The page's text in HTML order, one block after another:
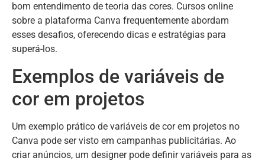
bom entendimento de teoria das cores. Cursos online
sobre a plataforma Canva frequentemente abordam
esses desafios, oferecendo dicas e estratégias para
superá-los.
Exemplos de variáveis de
cor em projetos
Um exemplo prático de variáveis de cor em projetos no
Canva pode ser visto em campanhas publicitárias. Ao
criar anúncios, um designer pode definir variáveis para as